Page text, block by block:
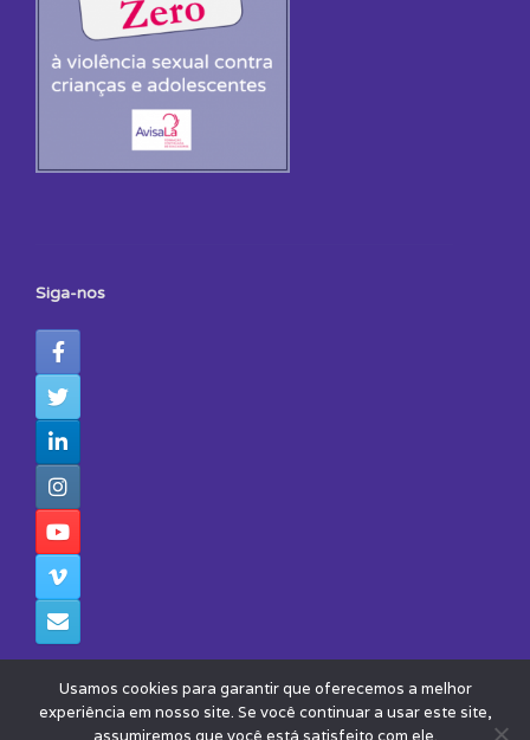
Siga-nos
Usamos cookies para garantir que oferecemos a melhor
experiência em nosso site. Se você continuar a usar este site,
assumiremos que você está satisfeito com ele.